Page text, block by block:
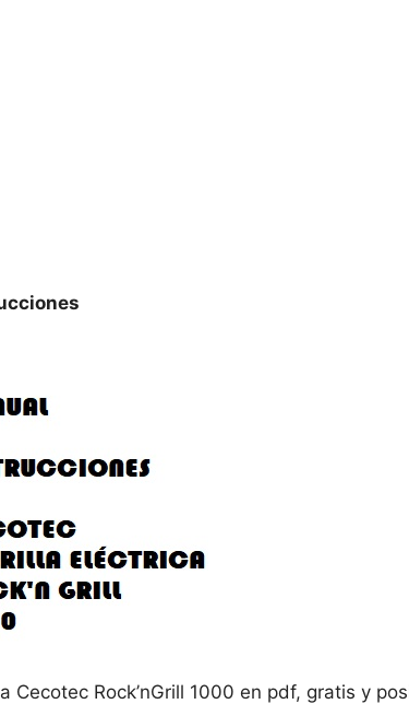
Rock’nGrill 1000 en pdf, gratis y